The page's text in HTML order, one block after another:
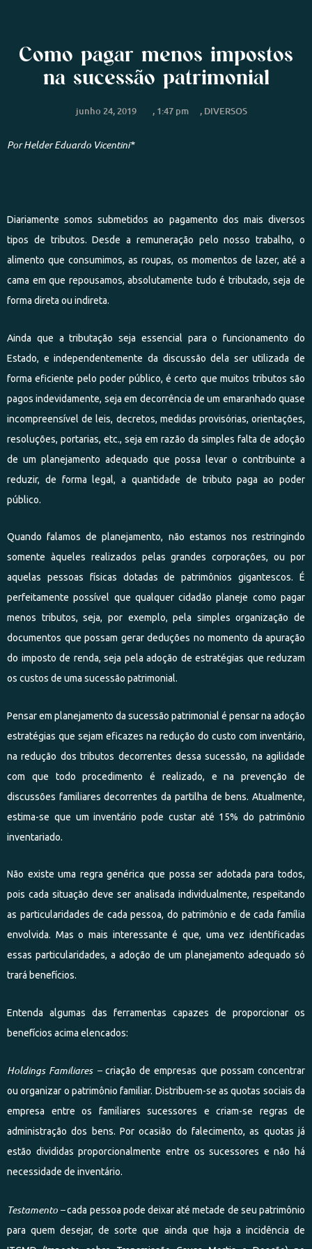
Como pagar menos impostos
na sucessão patrimonial
junho 24, 2019 , 1:47 pm , DIVERSOS
Por Helder Eduardo Vicentini*
Diariamente somos submetidos ao pagamento dos mais diversos
tipos de tributos. Desde a remuneração pelo nosso trabalho, o
alimento que consumimos, as roupas, os momentos de lazer, até a
cama em que repousamos, absolutamente tudo é tributado, seja de
forma direta ou indireta.
Ainda que a tributação seja essencial para o funcionamento do
Estado, e independentemente da discussão dela ser utilizada de
forma eficiente pelo poder público, é certo que muitos tributos são
pagos indevidamente, seja em decorrência de um emaranhado quase
incompreensível de leis, decretos, medidas provisórias, orientações,
resoluções, portarias, etc., seja em razão da simples falta de adoção
de um planejamento adequado que possa levar o contribuinte a
reduzir, de forma legal, a quantidade de tributo paga ao poder
público.
Quando falamos de planejamento, não estamos nos restringindo
somente àqueles realizados pelas grandes corporações, ou por
aquelas pessoas físicas dotadas de patrimônios gigantescos. É
perfeitamente possível que qualquer cidadão planeje como pagar
menos tributos, seja, por exemplo, pela simples organização de
documentos que possam gerar deduções no momento da apuração
do imposto de renda, seja pela adoção de estratégias que reduzam
os custos de uma sucessão patrimonial.
Pensar em planejamento da sucessão patrimonial é pensar na adoção
estratégias que sejam eficazes na redução do custo com inventário,
na redução dos tributos decorrentes dessa sucessão, na agilidade
com que todo procedimento é realizado, e na prevenção de
discussões familiares decorrentes da partilha de bens. Atualmente,
estima-se que um inventário pode custar até 15% do patrimônio
inventariado.
Não existe uma regra genérica que possa ser adotada para todos,
pois cada situação deve ser analisada individualmente, respeitando
as particularidades de cada pessoa, do patrimônio e de cada família
envolvida. Mas o mais interessante é que, uma vez identificadas
essas particularidades, a adoção de um planejamento adequado só
trará benefícios.
Entenda algumas das ferramentas capazes de proporcionar os
benefícios acima elencados:
Holdings Familiares –criação de empresas que possam concentrar
ou organizar o patrimônio familiar. Distribuem-se as quotas sociais da
empresa entre os familiares sucessores e criam-se regras de
administração dos bens. Por ocasião do falecimento, as quotas já
estão divididas proporcionalmente entre os sucessores e não há
necessidade de inventário.
Testamento –cada pessoa pode deixar até metade de seu patrimônio
para quem desejar, de sorte que ainda que haja a incidência de